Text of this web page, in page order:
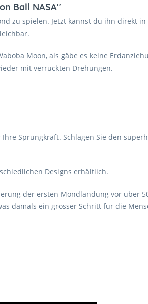
Ball NASA"
zu spielen. Jetzt kannst du ihn direkt
Moon, als gäbe es keine
mit verrückten Drehungen.
Sprungkraft. Schlagen Sie den
Designs erhältlich.
der ersten Mondlandung vor über
damals ein grosser Schritt für die